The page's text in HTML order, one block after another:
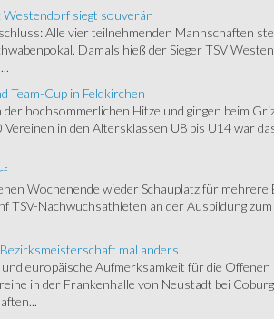
Westendorf siegt souverän
Alle vier teilnehmenden Mannschaften
Damals hieß der Sieger TSV
Team-Cup in Feldkirchen
hochsommerlichen Hitze und gingen beim
Vereinen in den Altersklassen U8 bis U14 war
Wochenende wieder Schauplatz für
TSV-Nachwuchsathleten an der Ausbildung
mal anders!
europäische Aufmerksamkeit für die
in der Frankenhalle von Neustadt bei